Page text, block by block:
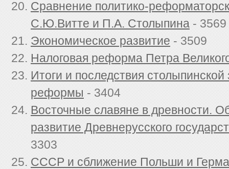
Сравнение политико-
С.Ю.Витте и П.А. Столыпина - 3569
Экономическое развитие - 3509
Налоговая реформа Петра
Итоги и последствия
реформы - 3404
Восточные славяне в древности.
развитие Древнерусского
3303
СССР и сближение Польши и